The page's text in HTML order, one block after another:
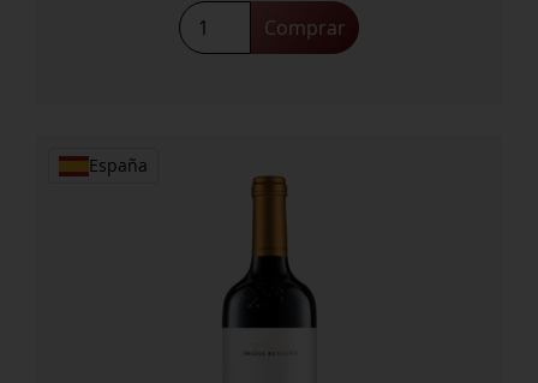
Abadía
Retuerta
Comprar
España